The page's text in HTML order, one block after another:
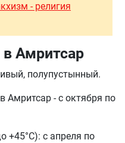
- религия
в Амритсар
полупустынный.
Амритсар - с октября по
+45°С): с апреля по